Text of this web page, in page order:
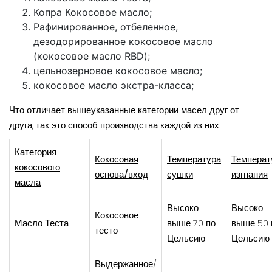
Копра Кокосовое масло;
Рафинированное, отбеленное,
дезодорированное кокосовое масло
(кокосовое масло RBD);
цельнозерновое кокосовое масло;
кокосовое масло экстра-класса;
Что отличает вышеуказанные категории масел друг от
друга, так это способ производства каждой из них.
Категория
кокосового
масла
Кокосовая
основа/вход
Температура
сушки
изгнания
Масло Теста
Кокосовое
тесто
Высоко
выше 70 по
Цельсию
Высоко
выше 50
Цельсию
Выдержанное/